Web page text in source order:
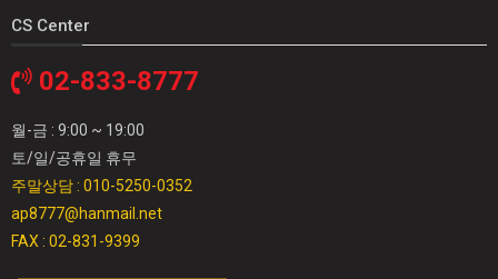
CS Center
02-833-8777
월-금 : 9:00 ~ 19:00
토/일/공휴일 휴무
주말상담 : 010-5250-0352
ap8777@hanmail.net
FAX : 02-831-9399